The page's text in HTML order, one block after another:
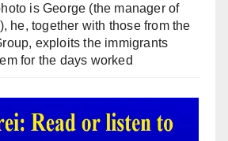
is George (the manager of
he, together with those from the
exploits the immigrants
for the days worked